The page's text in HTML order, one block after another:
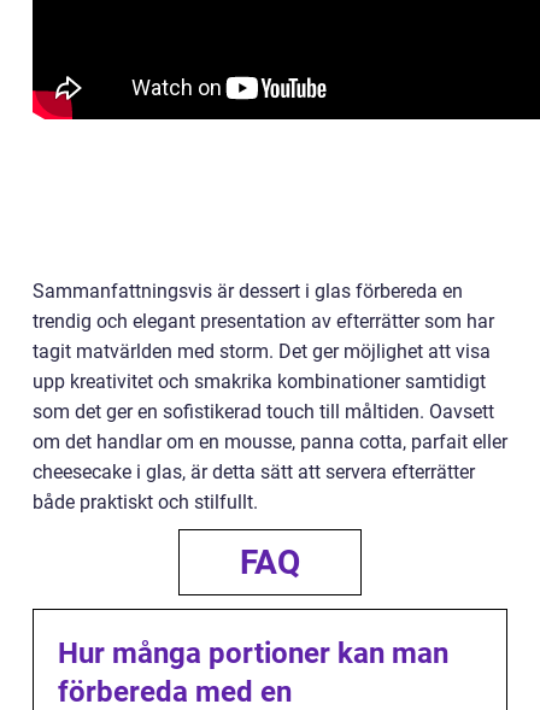
Sammanfattningsvis är dessert i glas förbereda en
trendig och elegant presentation av efterrätter som har
tagit matvärlden med storm. Det ger möjlighet att visa
upp kreativitet och smakrika kombinationer samtidigt
som det ger en sofistikerad touch till måltiden. Oavsett
om det handlar om en mousse, panna cotta, parfait eller
cheesecake i glas, är detta sätt att servera efterrätter
både praktiskt och stilfullt.
FAQ
Hur många portioner kan man
förbereda med en